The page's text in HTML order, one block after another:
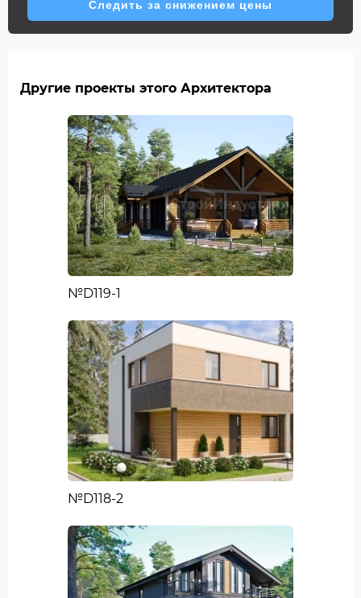
Следить за снижением цены
Другие проекты этого Архитектора
№D119-1
№D118-2